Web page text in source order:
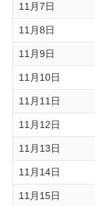
11月7日
11月8日
11月9日
11月10日
11月11日
11月12日
11月13日
11月14日
11月15日